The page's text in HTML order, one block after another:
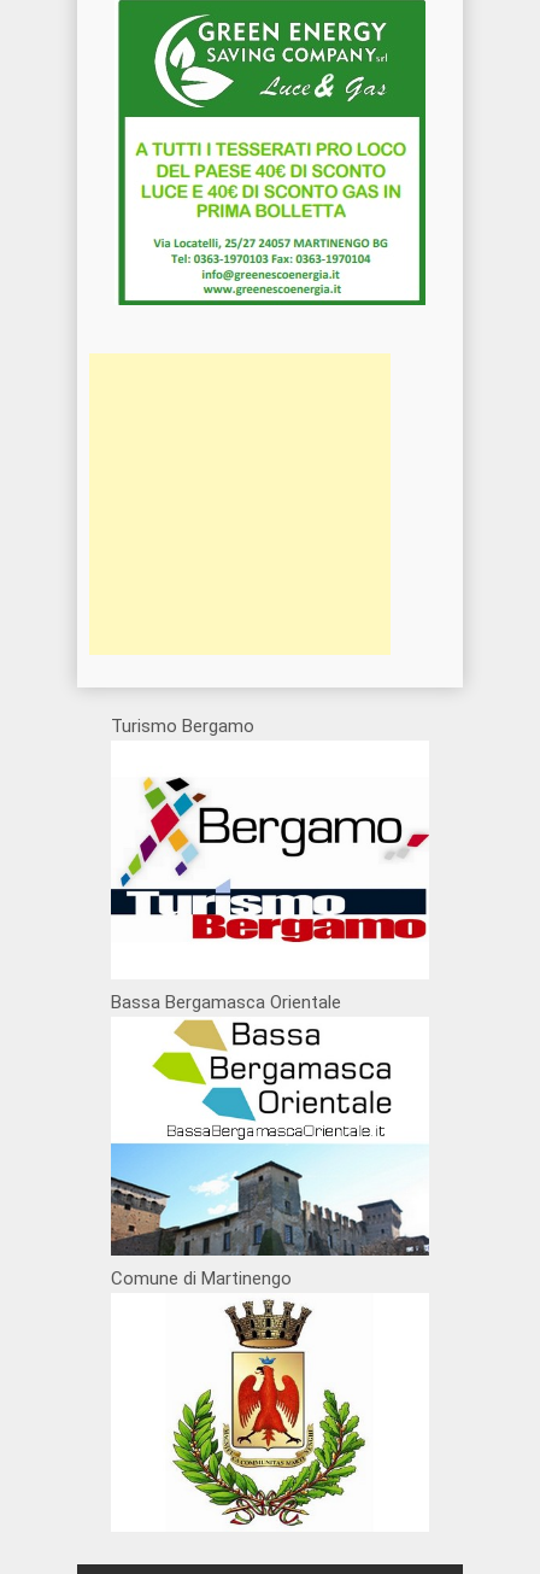
Turismo Bergamo
Bassa Bergamasca Orientale
Comune di Martinengo